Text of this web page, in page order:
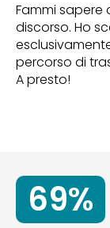
Fammi sapere
discorso. Ho
percorso di
A presto!
69%